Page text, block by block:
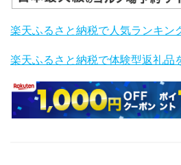
楽天ふるさと納税で人気ランキン
楽天ふるさと納税で体験型返礼品